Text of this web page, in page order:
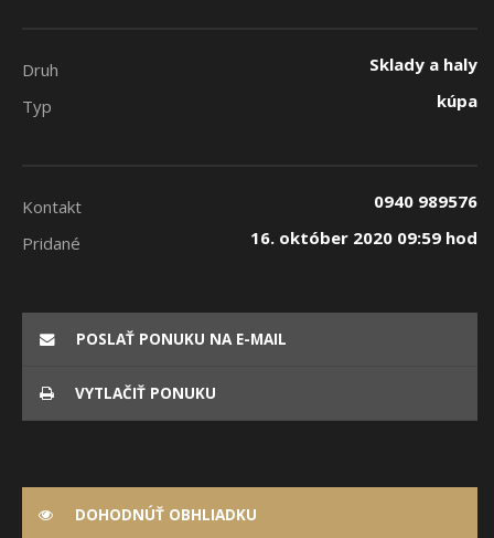
Druh
Sklady a haly
Typ
kúpa
Kontakt
0940 989576
Pridané
16. október 2020 09:59 hod
POSLAŤ PONUKU NA E-MAIL
VYTLAČIŤ PONUKU
DOHODNÚŤ OBHLIADKU